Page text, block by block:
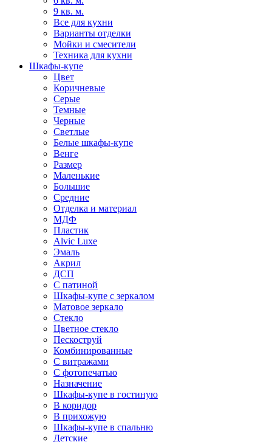
9 кв. м.
Все для кухни
Варианты отделки
Мойки и смесители
Техника для кухни
Шкафы-купе
Цвет
Коричневые
Серые
Темные
Черные
Светлые
Белые шкафы-купе
Венге
Размер
Маленькие
Большие
Средние
Отделка и материал
МДФ
Пластик
Alvic Luxe
Эмаль
Акрил
ДСП
С патиной
Шкафы-купе с зеркалом
Матовое зеркало
Стекло
Цветное стекло
Пескоструй
Комбинированные
С витражами
С фотопечатью
Назначение
Шкафы-купе в гостиную
В коридор
В прихожую
Шкафы-купе в спальню
Детские